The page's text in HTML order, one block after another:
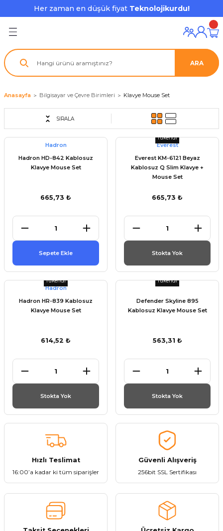
Her zaman en düşük fiyat Teknolojikurdu!
Geri Dön
Geri Dön
ve Ekipmanları
Geri Dön
Çevre Birimleri
Geri Dön
Geri Dön
Geri Dön
Geri Dön
Aksesuarları
/ Powerbank
ARA
Anasayfa Bilgisayar ve Çevre Birimleri Klavye Mouse Set
SIRALA
Hadron
Hadron HD-842 Kablosuz
Klavye Mouse Set
665,73 ₺
Sepete Ekle
Tükendi
Everest
Everest KM-6121 Beyaz
Kablosuz Q Slim Klavye +
Mouse Set
665,73 ₺
Stokta Yok
Tükendi
Hadron
Hadron HR-839 Kablosuz
Klavye Mouse Set
614,52 ₺
Stokta Yok
Tükendi
Defender Skyline 895
Kablosuz Klavye Mouse Set
563,31 ₺
Stokta Yok
Hızlı Teslimat
16:00’a kadar ki tüm siparişler
Güvenli Alışveriş
256bit SSL Sertifikası